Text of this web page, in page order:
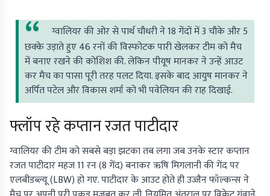
ग्वालियर की ओर से पार्थ चौधरी ने 18 गेंदों में 3 चौके और 5
छक्के उड़ाते हुए 46 रनों की विस्फोटक पारी खेलकर टीम को मैच
में बनाए रखने की कोशिश की. लेकिन पीयूष मानकर ने उन्हें आउट
कर मैच का पासा पूरी तरह पलट दिया. इसके बाद आयुष मानकर ने
अर्पित पटेल और विकास शर्मा को भी पवेलियन की राह दिखाई.
फ्लॉप रहे कप्तान रजत पाटीदार
ग्वालियर की टीम को सबसे बड़ा झटका तब लगा जब उनके स्टार कप्तान
रजत पाटीदार महज 11 रन (8 गेंद) बनाकर ऋषि मिगलानी की गेंद पर
एलबीडब्ल्यू (LBW) हो गए. पाटीदार के आउट होते ही उज्जैन फॉल्कन्स ने